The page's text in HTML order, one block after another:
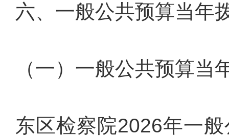
六、一般公共预算当年
（一）一般公共预算当
东区检察院2026年一